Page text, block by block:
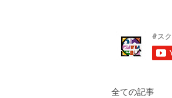
全ての記事